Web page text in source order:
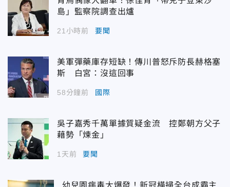
島」監察院調查出爐
21小時前 要聞
美軍彈藥庫存短缺！傳川普怒斥防長赫格塞
斯 白宮：沒這回事
58分鐘前 國際
吳子嘉秀千萬單據質疑金流 控鄭朝方父子
藉勢「煉金」
1天前 要聞
幼兒園病毒大爆發！新冠橫掃全台成霸主